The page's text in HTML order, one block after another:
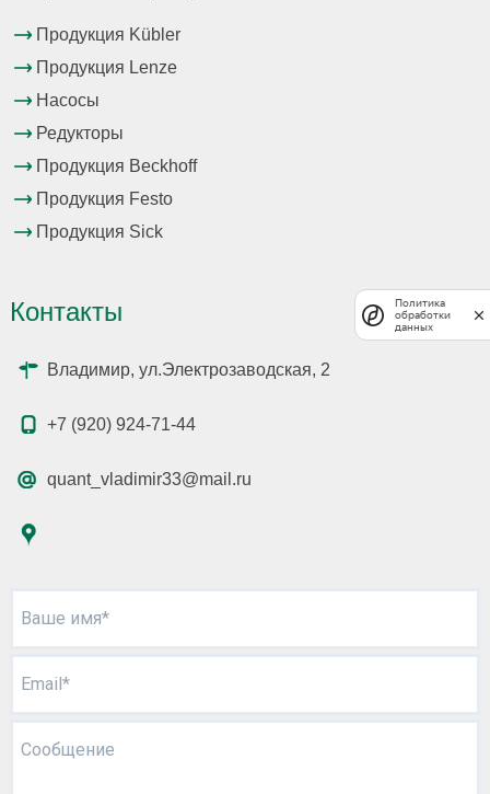
Продукция Kübler
Продукция Lenze
Насосы
Редукторы
Продукция Beckhoff
Продукция Festo
Продукция Sick
Контакты
Владимир, ул.Электрозаводская, 2
+7 (920) 924-71-44
quant_vladimir33@mail.ru
Ваше имя*
Email*
Сообщение
Политика
обработки
данных